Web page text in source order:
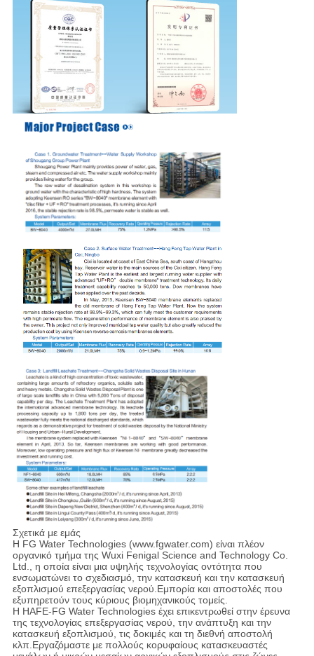
Σχετικά με εμάς
Η FG Water Technologies (www.fgwater.com) είναι πλέον
οργανικό τμήμα της Wuxi Fenigal Science and Technology Co.
Ltd., η οποία είναι μια υψηλής τεχνολογίας οντότητα που
ενσωματώνει το σχεδιασμό, την κατασκευή και την κατασκευή
εξοπλισμού επεξεργασίας νερού.Εμπορία και αποστολές που
εξυπηρετούν τους κύριους βιομηχανικούς τομείς.
Η HAFE-FG Water Technologies έχει επικεντρωθεί στην έρευνα
της τεχνολογίας επεξεργασίας νερού, την ανάπτυξη και την
κατασκευή εξοπλισμού, τις δοκιμές και τη διεθνή αποστολή
κλπ.Εργαζόμαστε με πολλούς κορυφαίους κατασκευαστές